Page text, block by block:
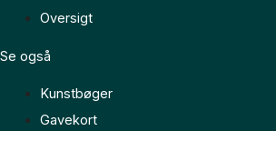
Oversigt
Se også
Kunstbøger
Gavekort